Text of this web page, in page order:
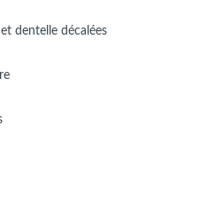
dentelle décalées